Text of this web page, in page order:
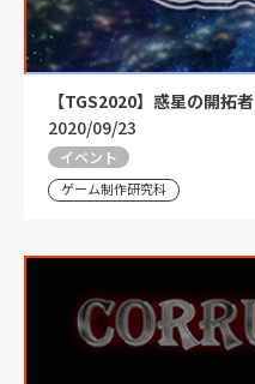
【TGS2020】惑星の開拓者
2020/09/23
イベント
ゲーム制作研究科